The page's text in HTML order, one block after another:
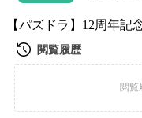
【パズドラ】12周年記